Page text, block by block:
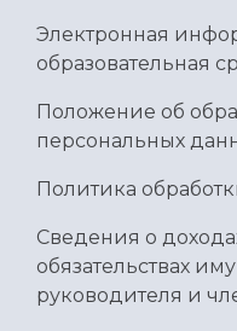
Электронная
образовательная
Положение об
персональных
Политика
Сведения о
обязательствах
руководителя и